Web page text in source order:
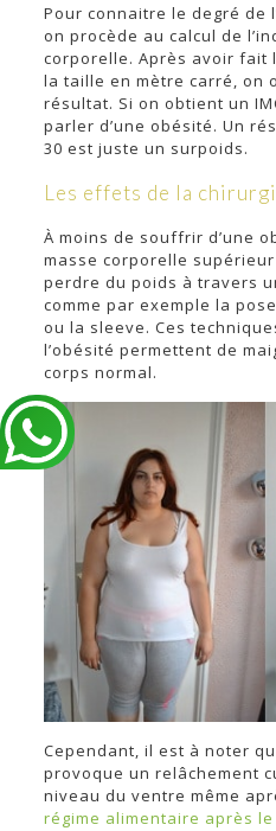
Pour connaitre le degré de
on procède au calcul de
corporelle. Après avoir fait
la taille en mètre carré, on
résultat. Si on obtient un
parler d’une obésité. Un
30 est juste un surpoids.
Les effets de la
À moins de souffrir d’une
masse corporelle
perdre du poids à travers
comme par exemple la pose
ou la sleeve. Ces
l’obésité permettent de
corps normal.
Cependant, il est à noter
provoque un relâchement
niveau du ventre même
régime alimentaire après